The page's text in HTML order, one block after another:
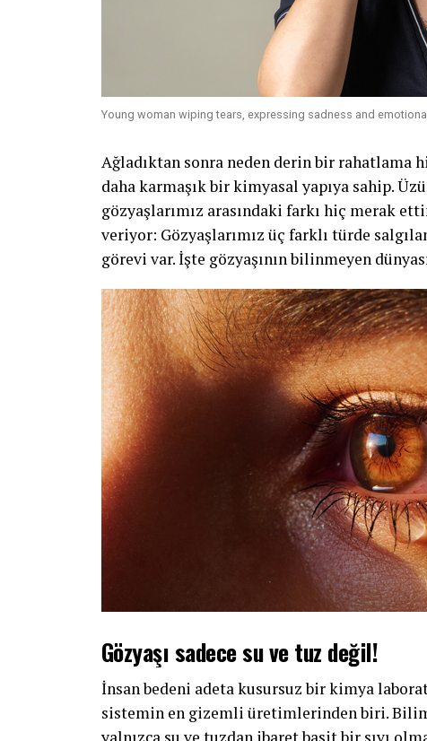
Young woman wiping tears, expressing sadness and
Ağladıktan sonra neden derin bir rahatlama
daha karmaşık bir kimyasal yapıya sahip.
gözyaşlarımız arasındaki farkı hiç merak
veriyor: Gözyaşlarımız üç farklı türde
görevi var. İşte gözyaşının bilinmeyen
Gözyaşı sadece su ve tuz değil!
İnsan bedeni adeta kusursuz bir kimya
sistemin en gizemli üretimlerinden biri.